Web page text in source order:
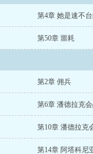
第4章 她是速不
第50章 噩耗
第2章 佣兵
第6章 潘德拉克
第10章 潘德拉克
第14章 阿塔科尼